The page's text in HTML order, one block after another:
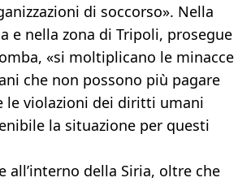
di soccorso». Nella
e nella zona di Tripoli, prosegue
«si moltiplicano le minacce
che non possono più pagare
le violazioni dei diritti umani
la situazione per questi
all’interno della Siria, oltre che